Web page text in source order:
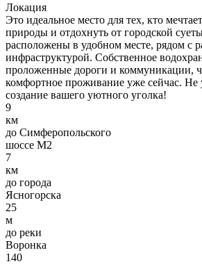
Локация
Это идеальное место для тех, кто
природы и отдохнуть от городской
расположены в удобном месте, рядом с
инфраструктурой. Собственное
проложенные дороги и коммуникации,
комфортное проживание уже сейчас. Не
создание вашего уютного уголка!
9
км
до Симферопольского
шоссе М2
7
км
до города
Ясногорска
25
м
до реки
Воронка
140